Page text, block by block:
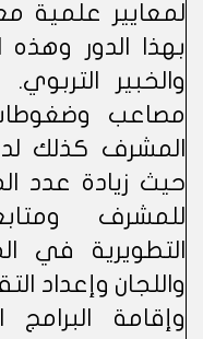
لمعايير علمية
بهذا الدور
والخبير
مصاعب
المشرف كذلك
حيث زيادة عدد
للمشرف
التطويرية في
واللجان وإعداد
وإقامة البرامج